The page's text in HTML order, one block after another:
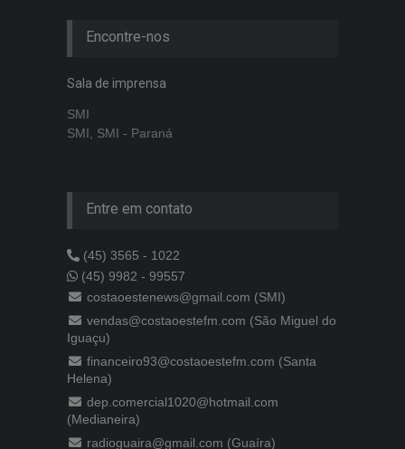
Encontre-nos
Sala de imprensa
SMI
SMI, SMI - Paraná
Entre em contato
(45) 3565 - 1022
(45) 9982 - 99557
costaoestenews@gmail.com (SMI)
vendas@costaoestefm.com (São Miguel do
Iguaçu)
financeiro93@costaoestefm.com (Santa
Helena)
dep.comercial1020@hotmail.com
(Medianeira)
radioguaira@gmail.com (Guaíra)